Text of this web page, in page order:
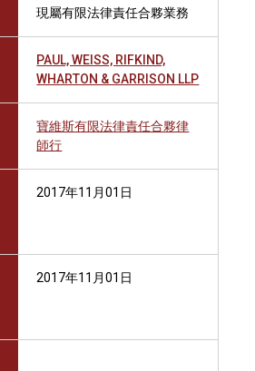
現屬有限法律責任合夥業務
PAUL, WEISS, RIFKIND,
WHARTON & GARRISON LLP
寶維斯有限法律責任合夥律
師行
2017年11月01日
2017年11月01日